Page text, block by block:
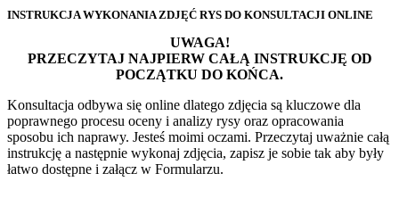
INSTRUKCJA WYKONANIA ZDJĘĆ RYS DO KONSULTACJI ONLINE
UWAGA!
PRZECZYTAJ NAJPIERW CAŁĄ INSTRUKCJĘ OD
POCZĄTKU DO KOŃCA.
Konsultacja odbywa się online dlatego zdjęcia są kluczowe dla
poprawnego procesu oceny i analizy rysy oraz opracowania
sposobu ich naprawy. Jesteś moimi oczami. Przeczytaj uważnie całą
instrukcję a następnie wykonaj zdjęcia, zapisz je sobie tak aby były
łatwo dostępne i załącz w Formularzu.